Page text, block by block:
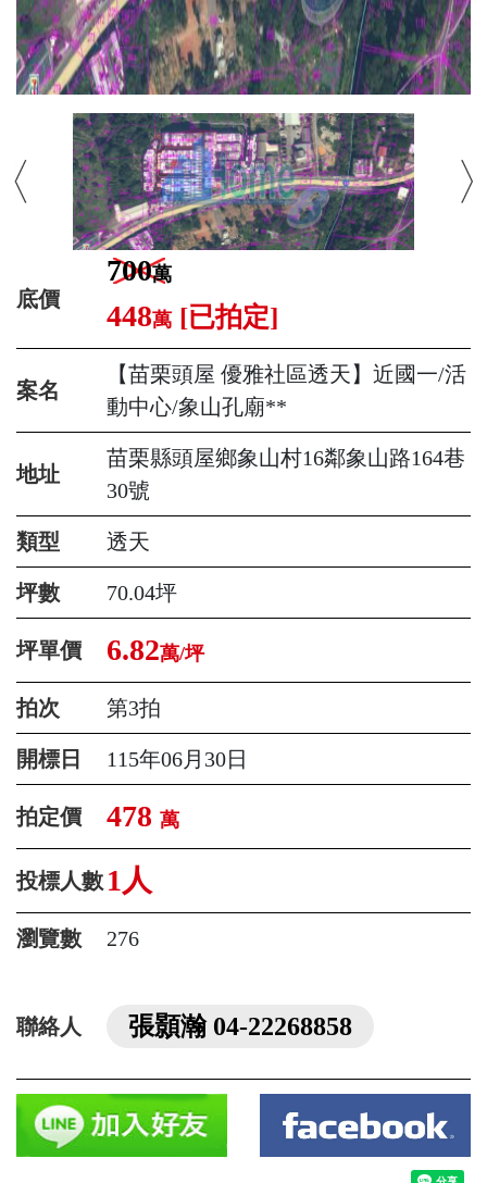
底價
700萬
448萬 [已拍定]
案名
【苗栗頭屋 優雅社區透天】近國一/活
動中心/象山孔廟**
地址
苗栗縣頭屋鄉象山村16鄰象山路164巷
30號
類型 透天
坪數 70.04坪
坪單價 6.82萬/坪
拍次 第3拍
開標日 115年06月30日
拍定價 478 萬
投標人數 1人
瀏覽數 276
聯絡人 張顥瀚 04-22268858